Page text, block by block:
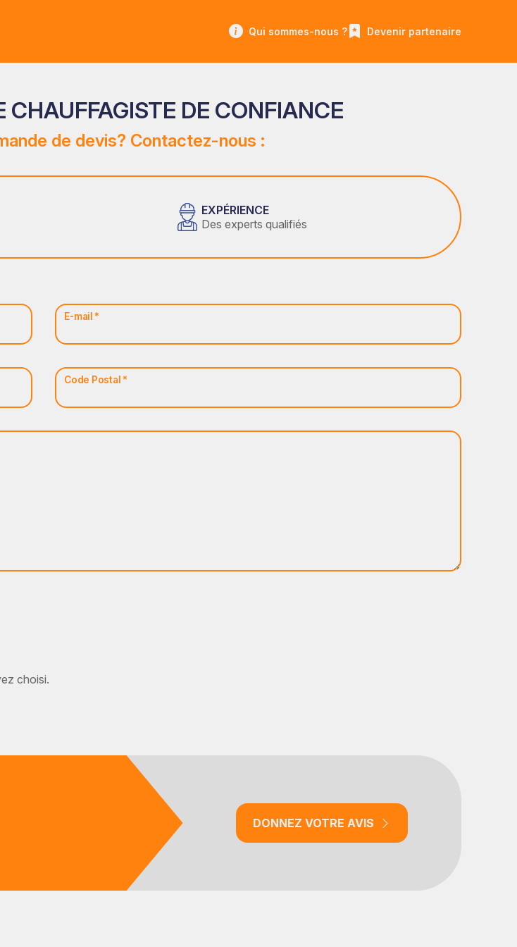
Qui sommes-nous ? Devenir partenaire
CHAUFFAGISTE DE CONFIANCE
de devis? Contactez-nous :
EXPÉRIENCE
Des experts qualifiés
E-mail *
Code Postal *
choisi.
DONNEZ VOTRE AVIS